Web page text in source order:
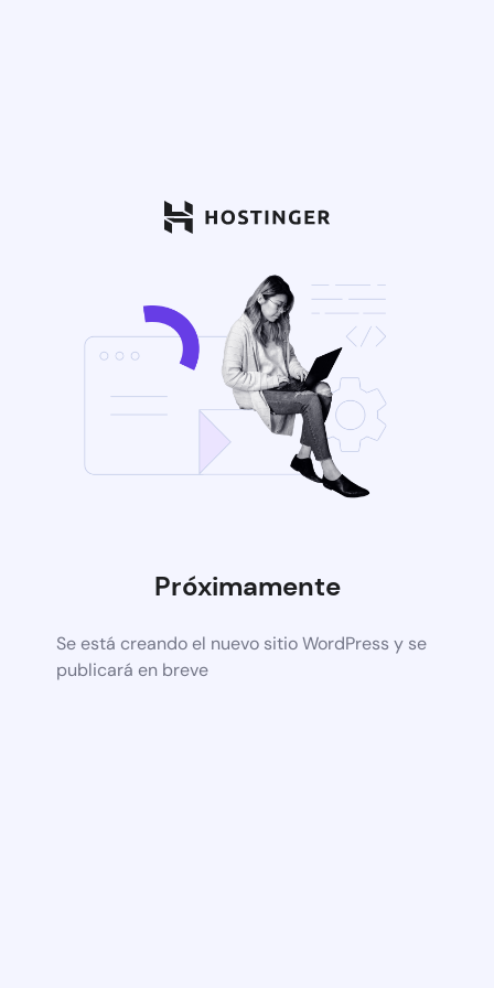
Próximamente
Se está creando el nuevo sitio WordPress y se
publicará en breve